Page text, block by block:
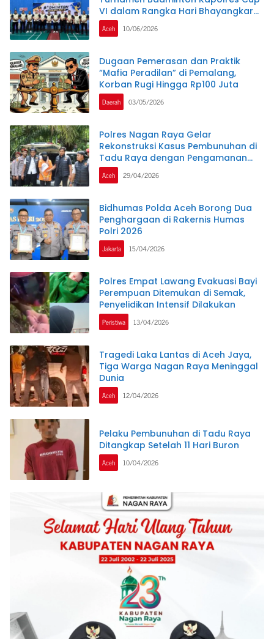
VI dalam Rangka Hari Bhayangkara
ke-80
Aceh 10/06/2026
Dugaan Pemerasan dan Praktik
“Mafia Peradilan” di Pemalang,
Korban Rugi Hingga Rp100 Juta
Daerah 03/05/2026
Polres Nagan Raya Gelar
Rekonstruksi Kasus Pembunuhan di
Tadu Raya dengan Pengamanan
Ketat.
Aceh 29/04/2026
Bidhumas Polda Aceh Borong Dua
Penghargaan di Rakernis Humas
Polri 2026
Jakarta 15/04/2026
Polres Empat Lawang Evakuasi Bayi
Perempuan Ditemukan di Semak,
Penyelidikan Intensif Dilakukan
Peristiwa 13/04/2026
Tragedi Laka Lantas di Aceh Jaya,
Tiga Warga Nagan Raya Meninggal
Dunia
Aceh 12/04/2026
Pelaku Pembunuhan di Tadu Raya
Ditangkap Setelah 11 Hari Buron
Aceh 10/04/2026